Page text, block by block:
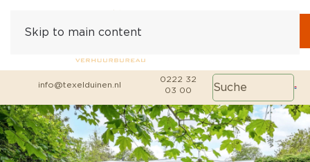
Skip to main content
info@texelduinen.nl
0222 32
03 00